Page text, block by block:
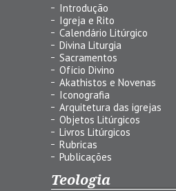
Introdução
Igreja e Rito
Calendário Litúrgico
Divina Liturgia
Sacramentos
Ofício Divino
Akathistos e Novenas
Iconografia
Arquitetura das igrejas
Objetos Litúrgicos
Livros Litúrgicos
Rubricas
Publicações
Teologia